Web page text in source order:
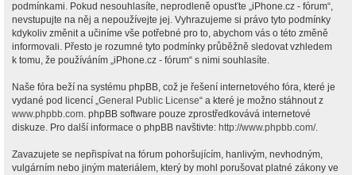
podmínkami. Pokud nesouhlasíte, neprodleně opusťte „iPhone.cz - fórum“,
nevstupujte na něj a nepoužívejte jej. Vyhrazujeme si právo tyto podmínky
kdykoliv změnit a učiníme vše potřebné pro to, abychom vás o této změně
informovali. Přesto je rozumné tyto podmínky průběžně sledovat vzhledem
k tomu, že používáním „iPhone.cz - fórum“ s nimi souhlasíte.
Naše fóra beží na systému phpBB, což je řešení internetového fóra, které je
vydané pod licencí „General Public License“ a které je možno stáhnout z
www.phpbb.com. phpBB software pouze zprostředkovává internetové
diskuze. Pro další informace o phpBB navštivte: http://www.phpbb.com/.
Zavazujete se nepřispívat na fórum pohoršujícím, hanlivým, nevhodným,
vulgárním nebo jiným materiálem, který by mohl porušovat platné zákony ve